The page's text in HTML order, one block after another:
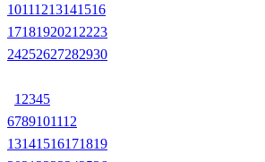
10111213141516
1718192021 2223
24252627282930
1 2345
6789101112
13141516171819